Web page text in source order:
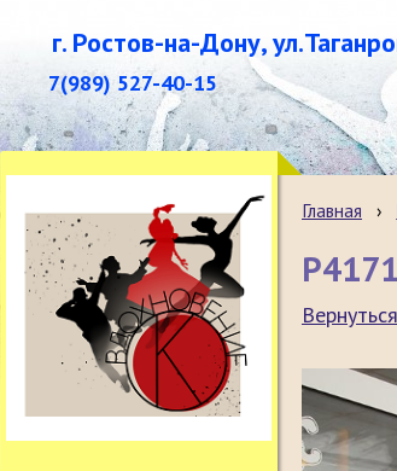
г. Ростов-на-Дону,
7(989) 527-40-15
Главная ›